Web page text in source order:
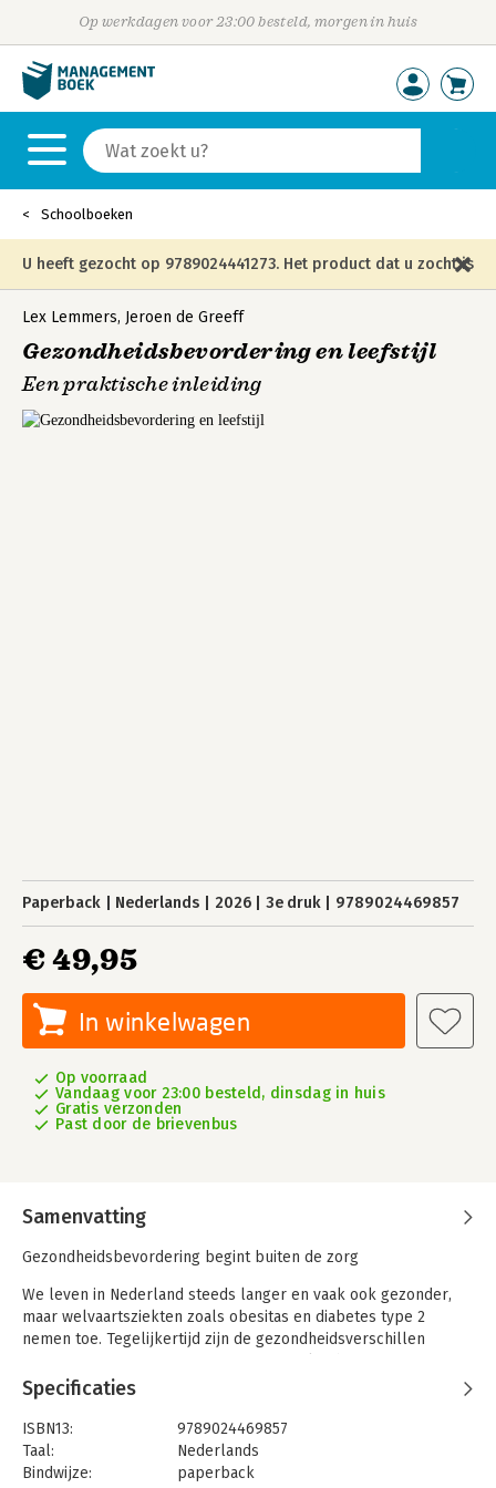
Op werkdagen voor 23:00 besteld, morgen in huis
Schoolboeken
U heeft gezocht op 9789024441273. Het product dat u zocht is
niet meer in die editie leverbaar en is vervangen door de
onderstaande editie.
Lex Lemmers, Jeroen de Greeff
Gezondheidsbevordering en leefstijl
Een praktische inleiding
Paperback Nederlands 2026 3e druk 9789024469857
€ 49,95
In winkelwagen
Op voorraad
Vandaag voor 23:00 besteld, dinsdag in huis
Gratis verzonden
Past door de brievenbus
Samenvatting
Gezondheidsbevordering begint buiten de zorg
We leven in Nederland steeds langer en vaak ook gezonder,
maar welvaartsziekten zoals obesitas en diabetes type 2
nemen toe. Tegelijkertijd zijn de gezondheidsverschillen
het bevorderen van een gezonde leefstijl, op school, op het
werk en in de wijk.
Gezondheidsbevordering en leefstijl laat zien welke rol zorg-
en welzijnsprofessionals daarin spelen. Studenten werken met
Specificaties
ISBN13:
9789024469857
Taal:
Nederlands
Bindwijze:
paperback